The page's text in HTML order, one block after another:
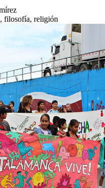
filosofía, religión